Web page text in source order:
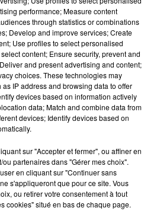
2026
sort enfin le remix de « Love
» avec Kylie Minogue
et Didi B dévoilent le single le plus
de l’année
et Amélie Lens dévoilent leur
tant attendue
performance; Measure content
through statistics or combinations
Develop and improve services; Create
Use profiles to select personalised
content; Ensure security, prevent and
and present advertising and content;
choices. These technologies may
IP address and browsing data to offer
devices based on information actively
data; Match and combine data from
devices; Identify devices based on
sur "Accepter et fermer", ou affiner en
partenaires dans "Gérer mes choix".
en cliquant sur "Continuer sans
s'appliqueront que pour ce site. Vous
ou retirer votre consentement à tout
cookies" situé en bas de chaque page.